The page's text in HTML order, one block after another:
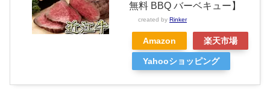
無料 BBQ バーベキュー】
created by Rinker
Amazon 楽天市場
Yahooショッピング